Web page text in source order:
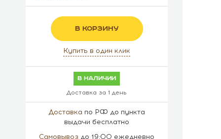
В КОРЗИНУ
Купить в один клик
в наличии
Доставка за 1 день
Доставка по РФ до пункта
выдачи бесплатно
Самовывоз до 19:00 ежедневно